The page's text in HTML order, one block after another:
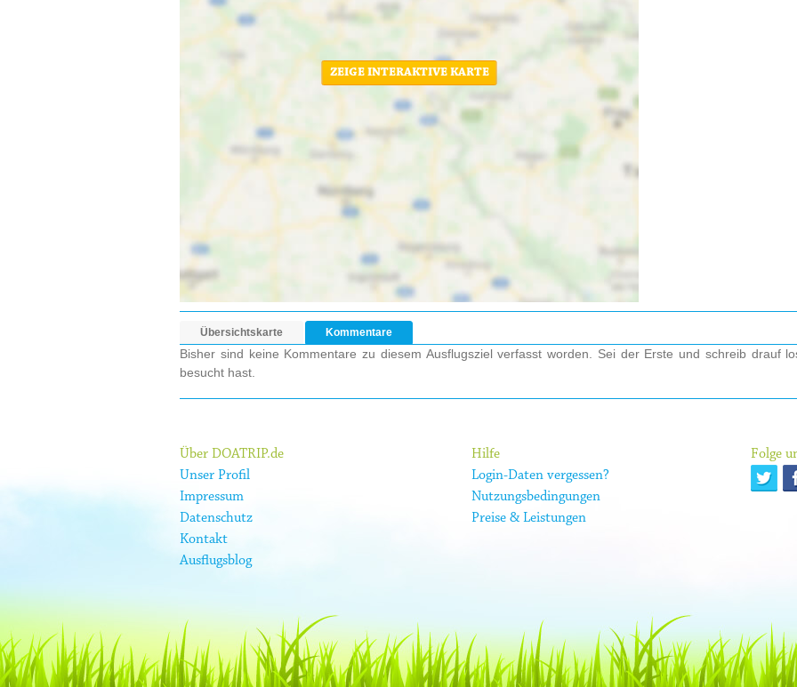
ZEIGE INTERAKTIVE KARTE
Übersichtskarte Kommentare
Bisher sind keine Kommentare zu diesem Ausflugsziel verfasst worden. Sei der Erste und schreib drauf
besucht hast.
Über DOATRIP.de
Unser Profil
Impressum
Datenschutz
Kontakt
Ausflugsblog
Hilfe
Login-Daten vergessen?
Nutzungsbedingungen
Preise & Leistungen
Folge